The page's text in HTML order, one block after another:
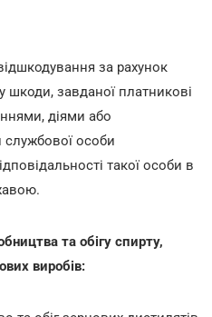
за рахунок
завданої платникові
діями або
службової особи
такої особи в
та обігу спирту,
виробів: